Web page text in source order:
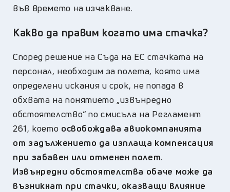
във времето на изчакване.
Какво да правим когато има стачка?
Според решение на Съда на ЕС стачката на
персонал, необходим за полета, която има
определени искания и срок, не попада в
обхвата на понятието „извънредно
обстоятелство“ по смисъла на Регламент
261, което освобождава авиокомпанията
от задължението да изплаща компенсация
при забавен или отменен полет.
Извънредни обстоятелства обаче може да
възникнат при стачки, оказващи влияние